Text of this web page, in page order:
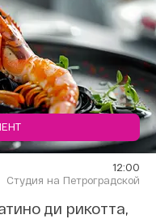
12:00
Студия на Петроградской
ди рикотта,